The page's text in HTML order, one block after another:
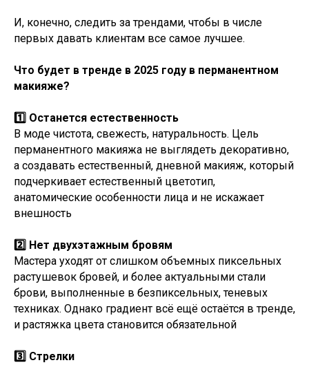
И, конечно, следить за трендами, чтобы в числе
первых давать клиентам все самое лучшее.
Что будет в тренде в 2025 году в перманентном
макияже?
1️⃣ Останется естественность
В моде чистота, свежесть, натуральность. Цель
перманентного макияжа не выглядеть декоративно,
а создавать естественный, дневной макияж, который
подчеркивает естественный цветотип,
анатомические особенности лица и не искажает
внешность
2️⃣ Нет двухэтажным бровям
Мастера уходят от слишком объемных пиксельных
растушевок бровей, и более актуальными стали
брови, выполненные в безпиксельных, теневых
техниках. Однако градиент всё ещё остаётся в тренде,
и растяжка цвета становится обязательной
3️⃣ Стрелки